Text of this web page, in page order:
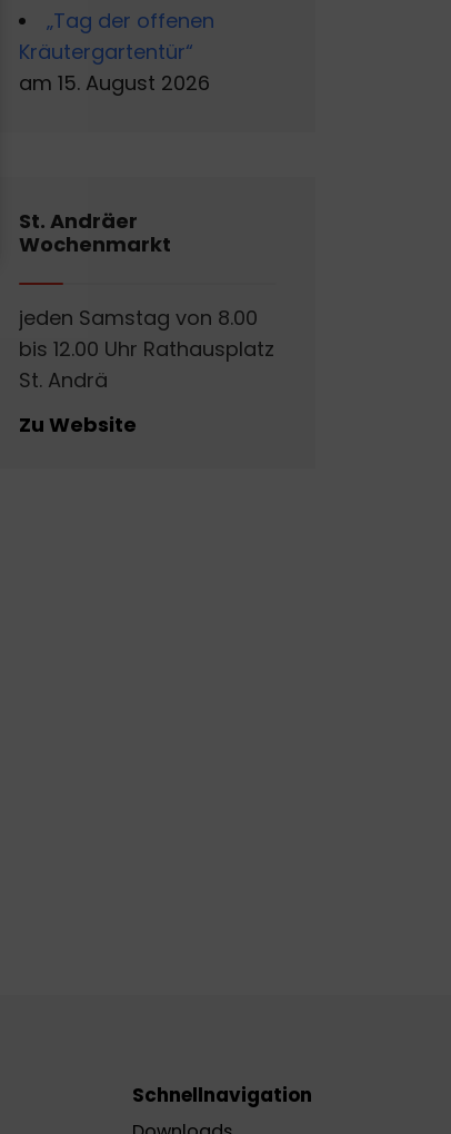
„Tag der offenen
Kräutergartentür“
am 15. August 2026
St. Andräer
Wochenmarkt
jeden Samstag von 8.00
bis 12.00 Uhr Rathausplatz
St. Andrä
Zu Website
Schnellnavigation